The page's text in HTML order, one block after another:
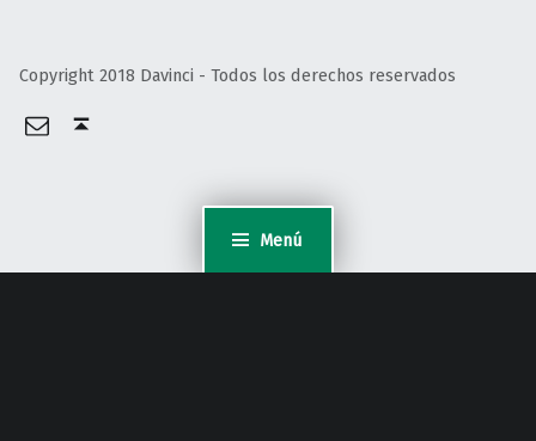
Menú
Copyright 2018 Davinci - Todos los derechos reservados